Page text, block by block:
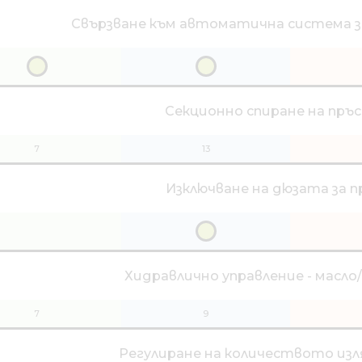
Свързване към автоматична система
Секционно спиране на
7 13
Изключване на дюзата за
Хидравлично управление -
7 9
Регулиране на количеството